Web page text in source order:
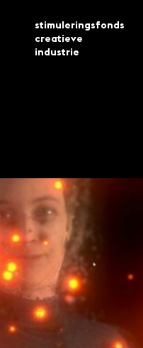
stimuleringsfonds
creatieve
industrie
interact xl 16
geselecteerd